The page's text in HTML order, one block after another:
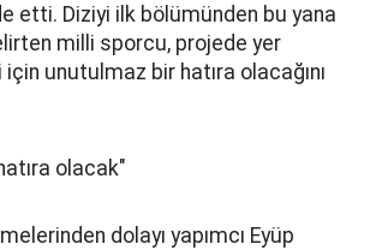
etti. Diziyi ilk bölümünden bu yana
milli sporcu, projede yer
için unutulmaz bir hatıra olacağını
olacak"
dolayı yapımcı Eyüp